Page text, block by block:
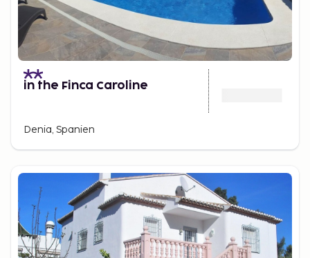
in the Finca Caroline
Denia, Spanien